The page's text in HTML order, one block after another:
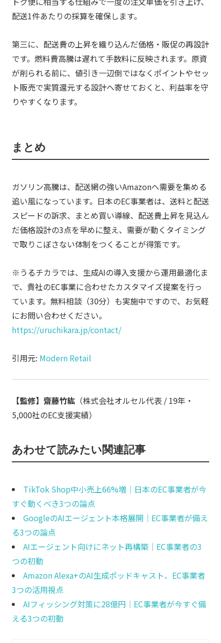
配送1件あたりの採算を確保します。
第三に、配送費の上昇を織り込んだ価格・販促の再設計
です。燃料費高騰は遅れて手数料に反映されます。原資
が削られる前に、値引き一辺倒ではなくポイントやセッ
ト販売で実質還元する設計へ寄せておくと、利益率を守
りやすくなります。
まとめ
ガソリン高騰は、配送網の強いAmazonへ需要を集める
追い風になっています。日本のEC事業者は、送料と配送
スピードの訴求、まとめ買い導線、配送費上昇を見込ん
だ価格設計の3点を早めに整え、需要が動くタイミング
で取りこぼさない体制をつくることが得策です。
※うるチカラでは、生成AIの導入支援から運用最適化ま
で、貴社のEC事業に合わせたカスタマイズ提案を行っ
ています。無料相談（30分）も実施中ですので、お気軽
にお問い合わせください。
https://uruchikara.jp/contact/
引用元: Modern Retail
【監修】齋藤竹紘（株式会社オルセル代表 / 19年・
5,000社のEC支援実績）
あわせて読みたい関連記事
TikTok Shop中小売上66%増｜日本のEC事業者が今
すぐ動くべき3つの論点
GoogleのAIエージェント本格展開｜EC事業者が備え
る3つの論点
AIエージェント向けにネット再構築｜EC事業者の3
つの初動
Amazon Alexa+のAI生成ポッドキャスト、EC事業者
3つの活用視点
AIフィッシング対策に28億円｜EC事業者が今すぐ備
える3つの初動